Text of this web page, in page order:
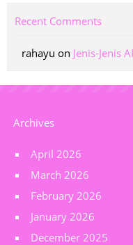
Recent Comments
rahayu on Jenis-Jenis
Archives
April 2026
March 2026
February 2026
January 2026
December 2025